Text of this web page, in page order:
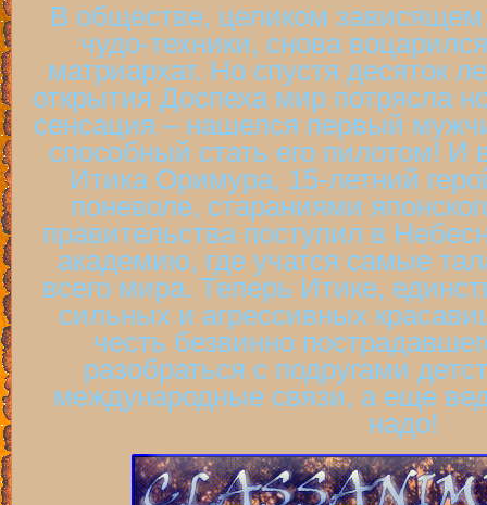
В обществе, целиком зависящем
чудо-техники, снова воцарился
матриархат. Но спустя десяток
открытия Доспеха мир потрясла
сенсация – нашелся первый
способный стать его пилотом! И
Итика Оримура, 15-летний
поневоле, стараниями
правительства поступил в
академию, где учатся самые
всего мира. Теперь Итике,
сильных и агрессивных
честь безвинно
разобраться с подругами
международные связи, а еще
надо!